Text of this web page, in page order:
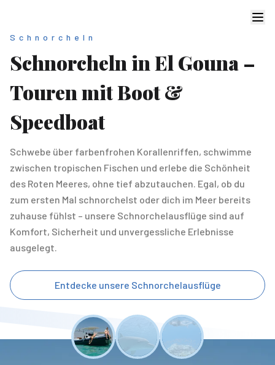
Schnorcheln
Schnorcheln in El Gouna –
Touren mit Boot &
Speedboat
Schwebe über farbenfrohen Korallenriffen, schwimme
zwischen tropischen Fischen und erlebe die Schönheit
des Roten Meeres, ohne tief abzutauchen. Egal, ob du
zum ersten Mal schnorchelst oder dich im Meer bereits
zuhause fühlst – unsere Schnorchelausflüge sind auf
Komfort, Sicherheit und unvergessliche Erlebnisse
ausgelegt.
Entdecke unsere Schnorchelausflüge